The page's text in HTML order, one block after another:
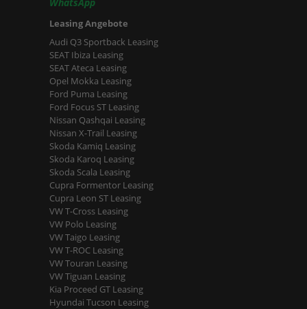
Leasing Angebote
Audi Q3 Sportback Leasing
SEAT Ibiza Leasing
SEAT Ateca Leasing
Opel Mokka Leasing
Ford Puma Leasing
Ford Focus ST Leasing
Nissan Qashqai Leasing
Nissan X-Trail Leasing
Skoda Kamiq Leasing
Skoda Karoq Leasing
Skoda Scala Leasing
Cupra Formentor Leasing
Cupra Leon ST Leasing
VW T-Cross Leasing
VW Polo Leasing
VW Taigo Leasing
VW T-ROC Leasing
VW Touran Leasing
VW Tiguan Leasing
Kia Proceed GT Leasing
Hyundai Tucson Leasing